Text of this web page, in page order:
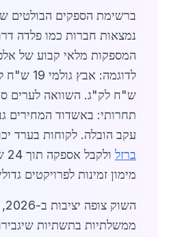
ברשימת הספקים הבולטים
נמצאות חברות כמו פלדה
המספקות מלאי קבוע של
ש"ח לק"ג. השוואה לערים
עקב הובלה. לקוחות בערד
ברזל
מימון זמינות לפרויקטים
ממשלתיות בתשתיות